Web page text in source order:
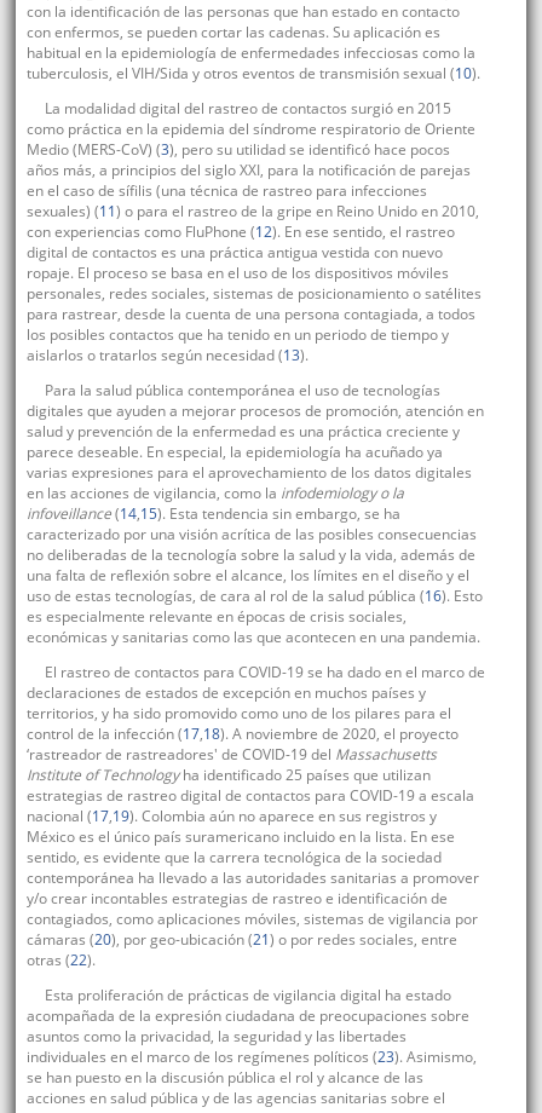
con la identificación de las personas que han estado en contacto
con enfermos, se pueden cortar las cadenas. Su aplicación es
habitual en la epidemiología de enfermedades infecciosas como la
tuberculosis, el VIH/Sida y otros eventos de transmisión sexual (10).
La modalidad digital del rastreo de contactos surgió en 2015
como práctica en la epidemia del síndrome respiratorio de Oriente
Medio (MERS-CoV) (3), pero su utilidad se identificó hace pocos
años más, a principios del siglo XXI, para la notificación de parejas
en el caso de sífilis (una técnica de rastreo para infecciones
sexuales) (11) o para el rastreo de la gripe en Reino Unido en 2010,
con experiencias como FluPhone (12). En ese sentido, el rastreo
digital de contactos es una práctica antigua vestida con nuevo
ropaje. El proceso se basa en el uso de los dispositivos móviles
personales, redes sociales, sistemas de posicionamiento o satélites
para rastrear, desde la cuenta de una persona contagiada, a todos
los posibles contactos que ha tenido en un periodo de tiempo y
aislarlos o tratarlos según necesidad (13).
Para la salud pública contemporánea el uso de tecnologías
digitales que ayuden a mejorar procesos de promoción, atención en
salud y prevención de la enfermedad es una práctica creciente y
parece deseable. En especial, la epidemiología ha acuñado ya
varias expresiones para el aprovechamiento de los datos digitales
en las acciones de vigilancia, como la infodemiology o la
infoveillance(14,15). Esta tendencia sin embargo, se ha
caracterizado por una visión acrítica de las posibles consecuencias
no deliberadas de la tecnología sobre la salud y la vida, además de
una falta de reflexión sobre el alcance, los límites en el diseño y el
uso de estas tecnologías, de cara al rol de la salud pública (16). Esto
es especialmente relevante en épocas de crisis sociales,
económicas y sanitarias como las que acontecen en una pandemia.
El rastreo de contactos para COVID-19 se ha dado en el marco de
declaraciones de estados de excepción en muchos países y
territorios, y ha sido promovido como uno de los pilares para el
control de la infección (17,18). A noviembre de 2020, el proyecto
‘rastreador de rastreadores' de COVID-19 del Massachusetts
Institute of Technologyha identificado 25 países que utilizan
estrategias de rastreo digital de contactos para COVID-19 a escala
nacional (17,19). Colombia aún no aparece en sus registros y
México es el único país suramericano incluido en la lista. En ese
sentido, es evidente que la carrera tecnológica de la sociedad
contemporánea ha llevado a las autoridades sanitarias a promover
y/o crear incontables estrategias de rastreo e identificación de
contagiados, como aplicaciones móviles, sistemas de vigilancia por
cámaras (20), por geo-ubicación (21) o por redes sociales, entre
otras (22).
Esta proliferación de prácticas de vigilancia digital ha estado
acompañada de la expresión ciudadana de preocupaciones sobre
asuntos como la privacidad, la seguridad y las libertades
individuales en el marco de los regímenes políticos (23). Asimismo,
se han puesto en la discusión pública el rol y alcance de las
acciones en salud pública y de las agencias sanitarias sobre el